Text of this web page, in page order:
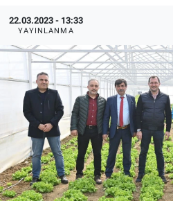
22.03.2023 - 13:33
YAYINLANMA